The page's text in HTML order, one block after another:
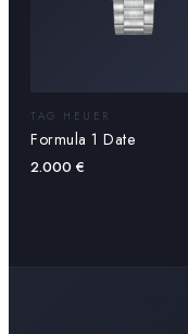
TAG HEUER
Formula 1 Date
2.000 €